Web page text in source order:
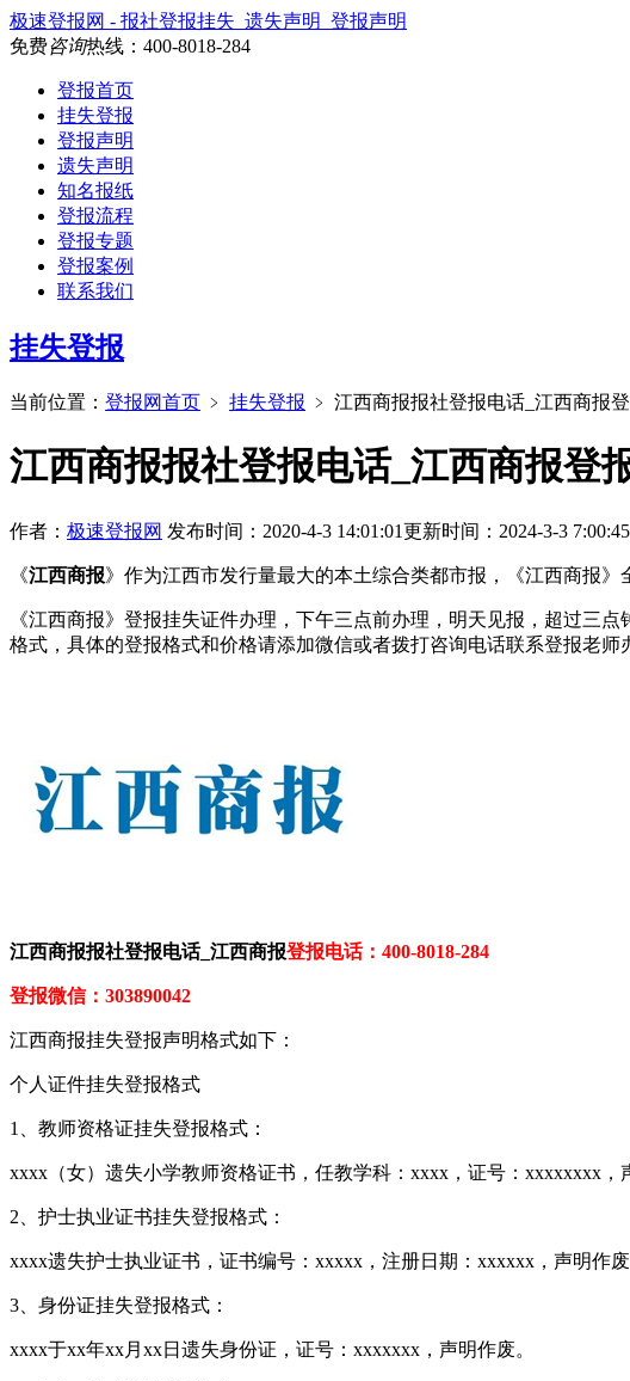
极速登报网 - 报社登报挂失_遗失声明_登报声明
免费咨询热线： 400-8018-284
登报首页
挂失登报
登报声明
遗失声明
知名报纸
登报流程
登报专题
登报案例
联系我们
挂失登报
当前位置： 登报网首页 ﹥ 挂失登报 ﹥ 江西商报报社登报电话_江西商报
江西商报报社登报电话_江西商报登
作者： 极速登报网 发布时间：2020-4-3 14:01:01更新时间：2024-3-3 7:00:45
《江西商报》作为江西市发行量最大的本土综合类都市报，《江西商报
《江西商报》登报挂失证件办理，下午三点前办理，明天见报，超过三
格式，具体的登报格式和价格请添加微信或者拨打咨询电话联系登报老师
江西商报报社登报电话_江西商报登报电话：400-8018-284
登报微信：303890042
江西商报挂失登报声明格式如下：
个人证件挂失登报格式
1、教师资格证挂失登报格式：
xxxx（女）遗失小学教师资格证书，任教学科：xxxx，证号：xxxxxxxx，
2、护士执业证书挂失登报格式：
xxxx遗失护士执业证书，证书编号：xxxxx，注册日期：xxxxxx，声明作废
3、身份证挂失登报格式：
xxxx于xx年xx月xx日遗失身份证，证号：xxxxxxx，声明作废。